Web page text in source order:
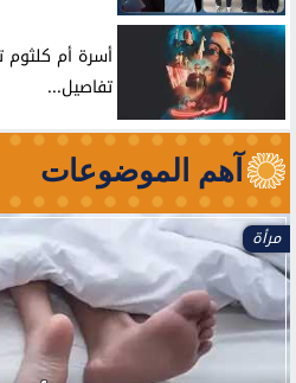
أسرة أم
تفاصيل...
آهم الموضوعات
مرأة